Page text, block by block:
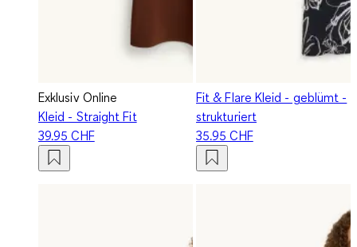
Exklusiv Online
Kleid - Straight Fit
39.95 CHF
Fit & Flare Kleid - geblümt -
strukturiert
35.95 CHF